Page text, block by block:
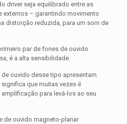
driver seja equilibrado entre as
externos – garantindo movimento
distorção reduzida, para um som de
par de fones de ouvido
é a alta sensibilidade.
ouvido desse tipo apresentam
que muitas vezes é
para levá-los ao seu
de ouvido magneto-planar